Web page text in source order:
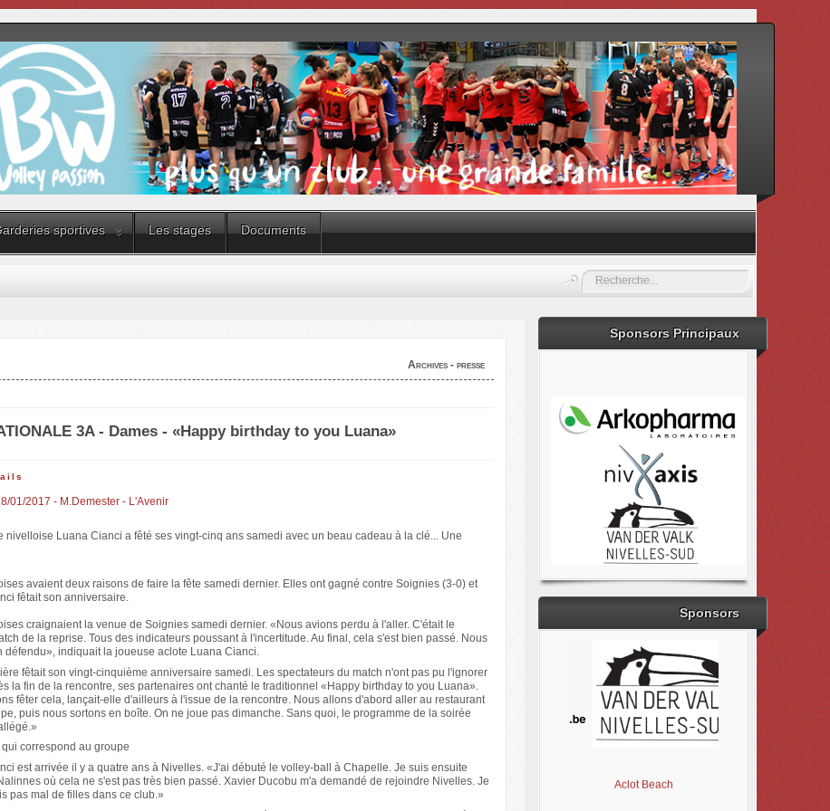
sportives Les stages Documents
Rechercher
Archives - presse
3A - Dames - «Happy birthday to you Luana»
01/2017 - M.Demester - L'Avenir
nivelloise Luana Cianci a fêté ses vingt-cinq ans samedi avec un beau cadeau à la clé... Une
avaient deux raisons de faire la fête samedi dernier. Elles ont gagné contre Soignies (3-0) et
fêtait son anniversaire.
craignaient la venue de Soignies samedi dernier. «Nous avions perdu à l'aller. C'était le
de la reprise. Tous des indicateurs poussant à l'incertitude. Au final, cela s'est bien passé. Nous
défendu», indiquait la joueuse aclote Luana Cianci.
fêtait son vingt-cinquième anniversaire samedi. Les spectateurs du match n'ont pas pu l'ignorer
la fin de la rencontre, ses partenaires ont chanté le traditionnel «Happy birthday to you Luana».
fêter cela, lançait-elle d'ailleurs à l'issue de la rencontre. Nous allons d'abord aller au restaurant
puis nous sortons en boîte. On ne joue pas dimanche. Sans quoi, le programme de la soirée
correspond au groupe
est arrivée il y a quatre ans à Nivelles. «J'ai débuté le volley-ball à Chapelle. Je suis ensuite
où cela ne s'est pas très bien passé. Xavier Ducobu m'a demandé de rejoindre Nivelles. Je
pas mal de filles dans ce club.»
Sponsors Principaux
Sponsors
Brabant Wallon
Aclot Beach